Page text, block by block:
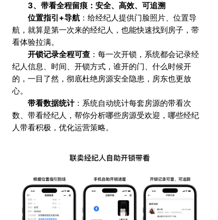
3、带看全程留痕：安全、高效、可追溯
位置指引+导航 ：给经纪人提供门脸照片、位置导
航，就算是第一次来的经纪人，也能快速找到房子，带
看体验拉满。
开锁记录全程可查 ：每一次开锁，系统都会记录经
纪人信息、时间、开锁方式，谁开的门、什么时候开
的，一目了然，彻底杜绝房源安全隐患，房东也更放
心。
带看数据统计：系统自动统计每套房源的带看次
数、带看经纪人，帮你分析哪些房源受欢迎，哪些经纪
人带看积极，优化运营策略。